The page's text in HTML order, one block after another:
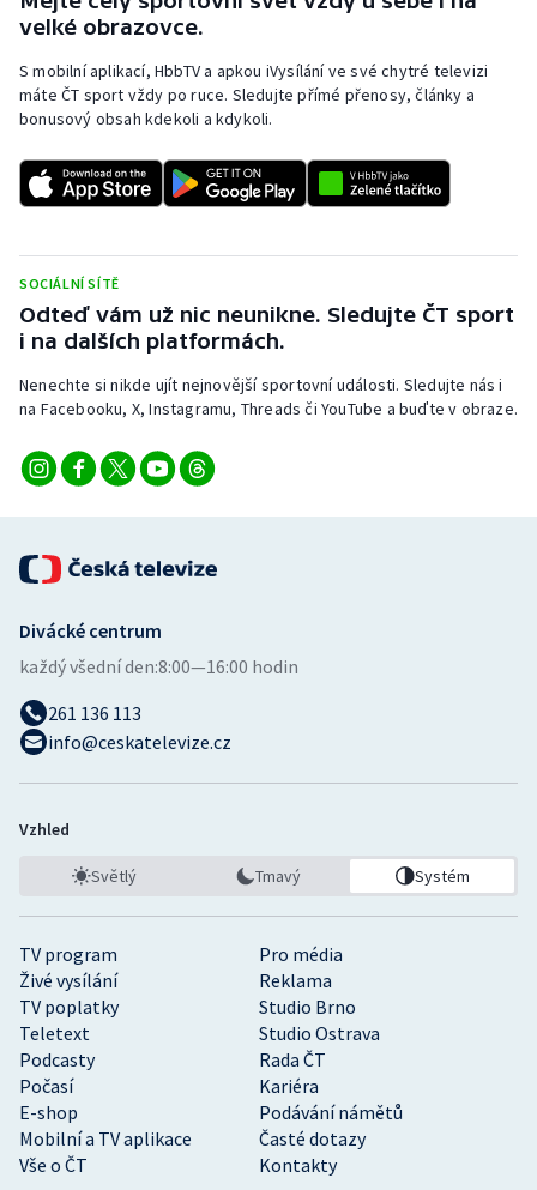
velké obrazovce.
S mobilní aplikací, HbbTV a apkou iVysílání ve své chytré televizi
máte ČT sport vždy po ruce. Sledujte přímé přenosy, články a
bonusový obsah kdekoli a kdykoli.
SOCIÁLNÍ SÍTĚ
Odteď vám už nic neunikne. Sledujte ČT sport
i na dalších platformách.
Nenechte si nikde ujít nejnovější sportovní události. Sledujte nás i
na Facebooku, X, Instagramu, Threads či YouTube a buďte v obraze.
TV program
Pro média
Živé vysílání
Reklama
TV poplatky
Studio Brno
Teletext
Studio Ostrava
Podcasty
Rada ČT
Počasí
Kariéra
E-shop
Podávání námětů
Mobilní a TV aplikace
Časté dotazy
Vše o ČT
Kontakty
Divácké centrum
každý všední den:8:00—16:00 hodin
261 136 113
info@ceskatelevize.cz
Vzhled
Světlý Tmavý Systém